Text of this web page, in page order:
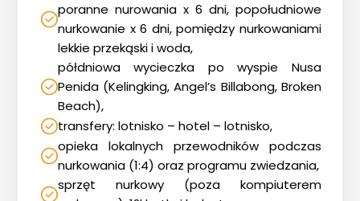
poranne nurowania x 6 dni, popołudniowe
nurkowanie x 6 dni, pomiędzy nurkowaniami
lekkie przekąski i woda,
półdniowa wycieczka po wyspie Nusa
Penida (Kelingking, Angel’s Billabong, Broken
Beach),
transfery: lotnisko – hotel – lotnisko,
opieka lokalnych przewodników podczas
nurkowania (1:4) oraz programu zwiedzania,
sprzęt nurkowy (poza kompiuterem